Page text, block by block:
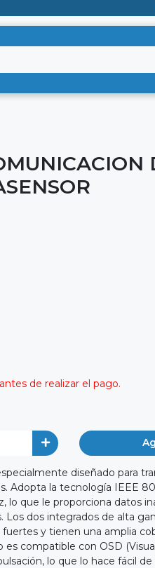
de realizar el pago.
diseñado para
Adopta la tecnología IEEE
lo que le proporciona datos
dos integrados de alta
fuertes y tienen una amplia
compatible con OSD
lo que lo hace fácil